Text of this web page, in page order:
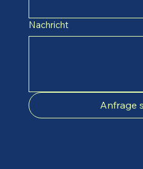
Nachricht
Anfrage